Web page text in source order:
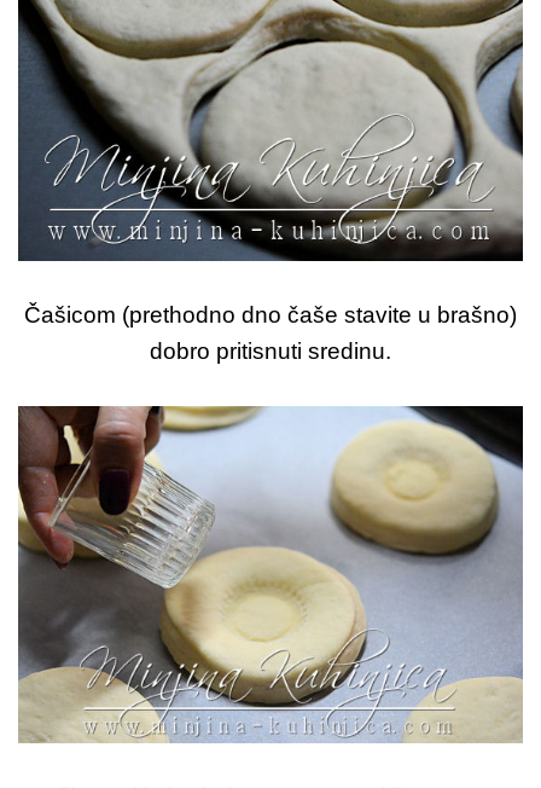
Čašicom (prethodno dno čaše stavite u brašno)
dobro pritisnuti sredinu.